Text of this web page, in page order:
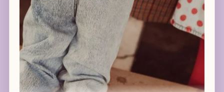
Geboortelijsten
Geboortelijst favorieten
Geboortelijsten - meer info
Koop een cadeau - zoek geboortelijst